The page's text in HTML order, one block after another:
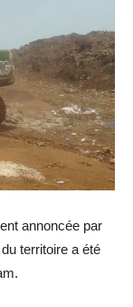
annoncée par
territoire a été